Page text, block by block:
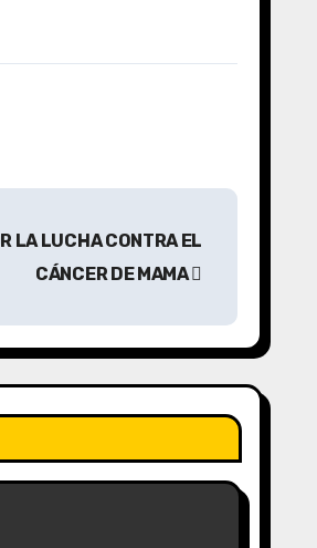
LA LUCHA CONTRA EL
CÁNCER DE MAMA